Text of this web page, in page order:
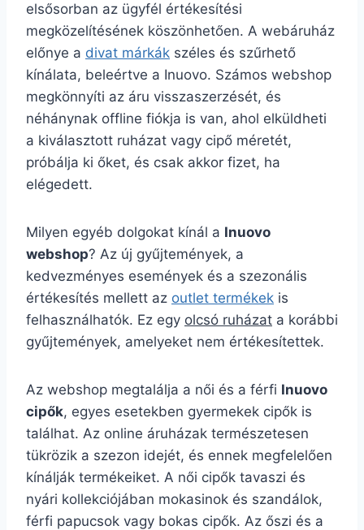
elsősorban az ügyfél értékesítési
megközelítésének köszönhetően. A webáruház
előnye a divat márkák széles és szűrhető
kínálata, beleértve a Inuovo. Számos webshop
megkönnyíti az áru visszaszerzését, és
néhánynak offline fiókja is van, ahol elküldheti
a kiválasztott ruházat vagy cipő méretét,
próbálja ki őket, és csak akkor fizet, ha
elégedett.
Milyen egyéb dolgokat kínál a Inuovo
webshop? Az új gyűjtemények, a
kedvezményes események és a szezonális
értékesítés mellett az outlet termékek is
felhasználhatók. Ez egy olcsó ruházat a korábbi
gyűjtemények, amelyeket nem értékesítettek.
Az webshop megtalálja a női és a férfi Inuovo
cipők, egyes esetekben gyermekek cipők is
találhat. Az online áruházak természetesen
tükrözik a szezon idejét, és ennek megfelelően
kínálják termékeiket. A női cipők tavaszi és
nyári kollekciójában mokasinok és szandálok,
férfi papucsok vagy bokas cipők. Az őszi és a